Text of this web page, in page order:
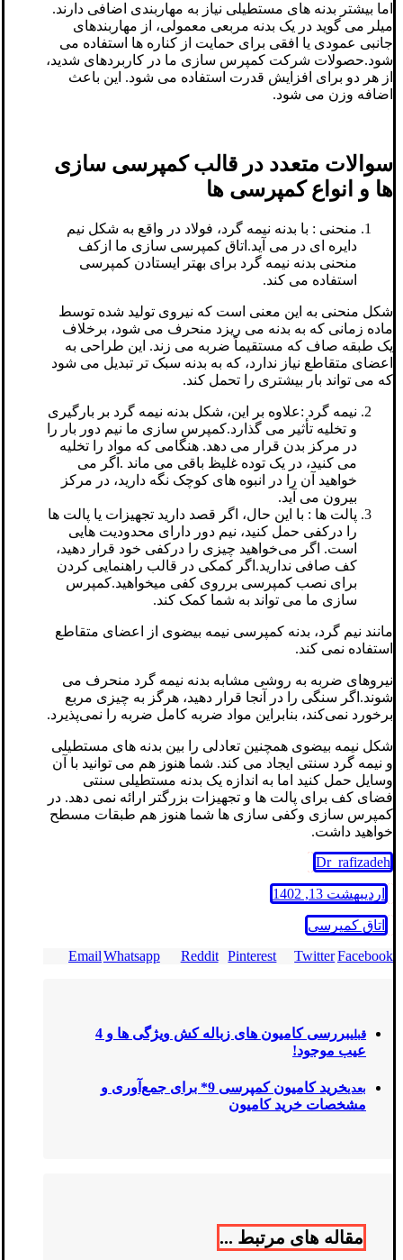
اما بیشتر بدنه های مستطیلی نیاز به مهاربندی اضافی دارند.
میلر می گوید در یک بدنه مربعی معمولی، از مهاربندهای
جانبی عمودی یا افقی برای حمایت از کناره ها استفاده می
شود.حصولات شرکت کمپرس سازی ما در کاربردهای شدید،
از هر دو برای افزایش قدرت استفاده می شود. این باعث
اضافه وزن می شود.
سوالات متعدد در قالب کمپرسی سازی
ها و انواع کمپرسی ها
منحنی : با بدنه نیمه گرد، فولاد در واقع به شکل نیم
دایره ای در می آید.اتاق کمپرسی سازی ما ازکف
منحنی بدنه نیمه گرد برای بهتر ایستادن کمپرسی
استفاده می کند.
شکل منحنی به این معنی است که نیروی تولید شده توسط
ماده زمانی که به بدنه می ریزد منحرف می شود، برخلاف
یک طبقه صاف که مستقیماً ضربه می زند. این طراحی به
اعضای متقاطع نیاز ندارد، که به بدنه سبک تر تبدیل می شود
که می تواند بار بیشتری را تحمل کند.
نیمه گرد :علاوه بر این، شکل بدنه نیمه گرد بر بارگیری
و تخلیه تأثیر می گذارد.کمپرس سازی ما نیم دور بار را
در مرکز بدن قرار می دهد. هنگامی که مواد را تخلیه
می کنید، در یک توده غلیظ باقی می ماند .اگر می
خواهید آن را در انبوه های کوچک نگه دارید، در مرکز
بیرون می آید.
پالت ها : با این حال، اگر قصد دارید تجهیزات یا پالت ها
را درکفی حمل کنید، نیم دور دارای محدودیت هایی
است. اگر می‌خواهید چیزی را درکفی خود قرار دهید،
کف صافی ندارید.اگر کمکی در قالب راهنمایی کردن
برای نصب کمپرسی برروی کفی میخواهید.کمپرس
سازی ما می تواند به شما کمک کند.
مانند نیم گرد، بدنه کمپرسی نیمه بیضوی از اعضای متقاطع
استفاده نمی کند.
نیروهای ضربه به روشی مشابه بدنه نیمه گرد منحرف می
شوند.اگر سنگی را در آنجا قرار دهید، هرگز به چیزی مربع
برخورد نمی‌کند، بنابراین مواد ضربه کامل ضربه را نمی‌پذیرد.
شکل نیمه بیضوی همچنین تعادلی را بین بدنه های مستطیلی
و نیمه گرد سنتی ایجاد می کند. شما هنوز هم می توانید با آن
وسایل حمل کنید اما به اندازه یک بدنه مستطیلی سنتی
فضای کف برای پالت ها و تجهیزات بزرگتر ارائه نمی دهد. در
کمپرس سازی وکفی سازی ها شما هنوز هم طبقات مسطح
خواهید داشت.
Dr_rafizadeh
اردیبهشت 13, 1402
اتاق کمپرسی
Facebook
Twitter
Pinterest
Reddit
Whatsapp
Email
قبلی
بررسی کامیون های زباله کش ویژگی ها و 4
عیب موجود!
بعدی
خرید کامیون کمپرسی 9* برای جمع‌آوری و
مشخصات خرید کامیون
مقاله های مرتبط ...